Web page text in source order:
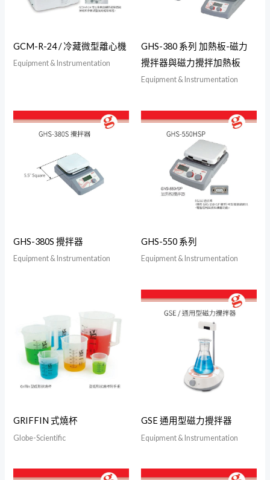
GCM-R-24 / 冷藏微型離心機
Equipment & Instrumentation
GHS-380 系列 加熱板-磁力
攪拌器與磁力攪拌加熱板
Equipment & Instrumentation
GHS-380S 攪拌器
Equipment & Instrumentation
GHS-550 系列
Equipment & Instrumentation
GRIFFIN 式燒杯
Globe-Scientific
GSE 通用型磁力攪拌器
Equipment & Instrumentation